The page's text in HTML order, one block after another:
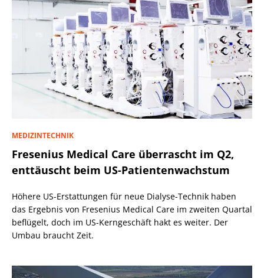
MEDIZINTECHNIK
Fresenius Medical Care überrascht im Q2,
enttäuscht beim US-Patientenwachstum
Höhere US-Erstattungen für neue Dialyse-Technik haben
das Ergebnis von Fresenius Medical Care im zweiten Quartal
beflügelt, doch im US-Kerngeschäft hakt es weiter. Der
Umbau braucht Zeit.